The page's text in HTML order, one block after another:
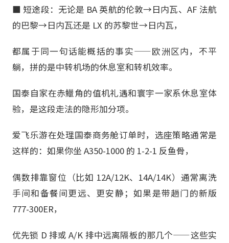
■ 短途段：无论是 BA 英航的伦敦→日内瓦、AF 法航
的巴黎→日内瓦还是 LX 的苏黎世→日内瓦，
都属于同一句话能概括的事实——欧洲区内，不平
躺，拼的是中转机场的休息室和转机效率。
国泰自家在赤鱲角的值机礼遇和寰宇一家系休息室体
验，是这段走法的隐形加分项。
爱飞乐游在处理国泰商务舱订单时，选座策略通常是
这样的：如果你坐 A350-1000 的 1-2-1 反鱼骨，
偶数排靠窗位（比如 12A/12K、14A/14K）通常离洗
手间和备餐间更远、更安静；如果是带趟门的新版
777-300ER，
优先锁 D 排或 A/K 排中远离隔板的那几个——这些实